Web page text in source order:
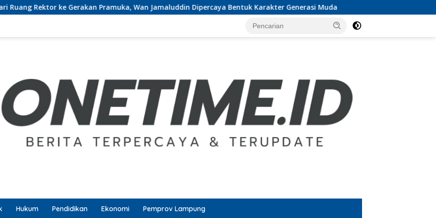
Pramuka, Wan Jamaluddin Dipercaya Bentuk Karakter Generasi Muda UTB Lampung Audiensi dengan
Hukum Pendidikan Ekonomi Pemprov Lampung